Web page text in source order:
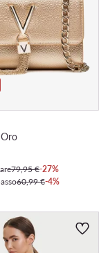
79,95 €-27%
60,99 €-4%